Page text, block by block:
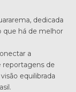
dedicada
que há de melhor
a
reportagens de
equilibrada